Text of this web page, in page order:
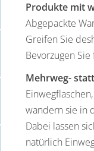
Produkte mit
Abgepackte
Greifen Sie
Bevorzugen
Mehrweg-
wandern sie in
Dabei lassen
natürlich